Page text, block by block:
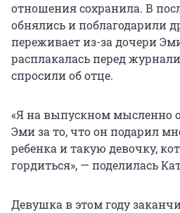
отношения сохранила. В
обнялись и поблагодарили
переживает из-за дочери
расплакалась перед
спросили об отце.
«Я на выпускном мысленно
Эми за то, что он подарил
ребенка и такую девочку,
гордиться», — поделилась
Девушка в этом году